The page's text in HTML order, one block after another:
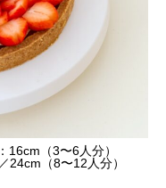
（3〜6人分）
24cm（8〜12人分）